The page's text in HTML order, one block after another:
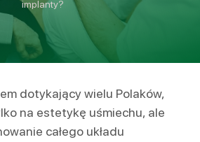
implanty?
dotykający wielu Polaków,
na estetykę uśmiechu, ale
całego układu